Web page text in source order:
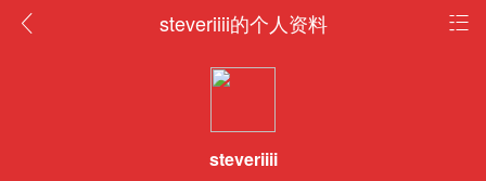
steveriiii的个人资料
steveriiii